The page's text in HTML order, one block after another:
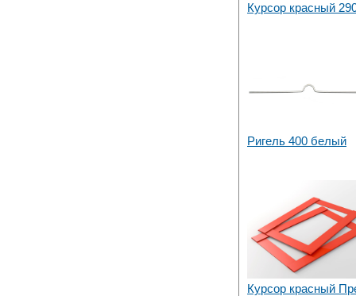
Курсор красный
Ригель 400 белый
Курсор красный